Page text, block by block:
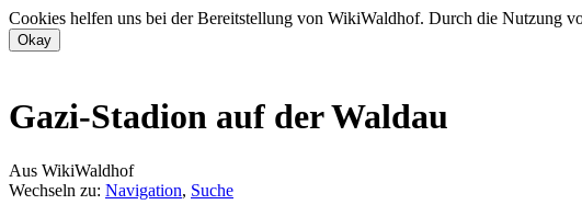
Cookies helfen uns bei der Bereitstellung von WikiWaldhof. Durch die Nutzung
Gazi-Stadion auf der Waldau
Aus WikiWaldhof
Wechseln zu: Navigation, Suche